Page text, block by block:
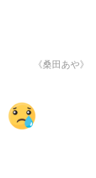
《桑田あや》